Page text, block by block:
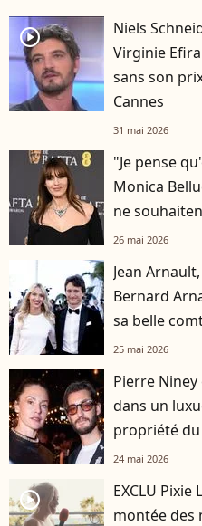
player2
Niels
Virginie
sans son
Cannes
31 mai 2026
"Je pense
Monica
ne
26 mai 2026
Jean
Bernard
sa belle
25 mai 2026
Pierre
dans un
propriété
24 mai 2026
player2
EXCLU
montée des